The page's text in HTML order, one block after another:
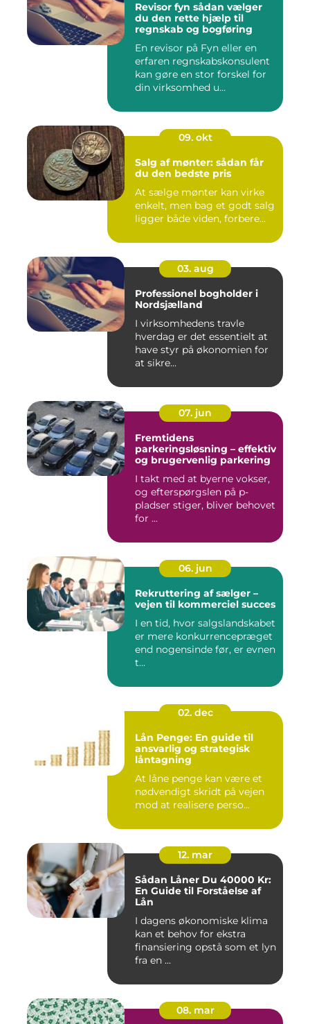
Revisor fyn sådan vælger
du den rette hjælp til
regnskab og bogføring
En revisor på Fyn eller en
erfaren regnskabskonsulent
kan gøre en stor forskel for
din virksomhed u...
09. okt
Salg af mønter: sådan får
du den bedste pris
At sælge mønter kan virke
enkelt, men bag et godt salg
ligger både viden, forbere...
03. aug
Professionel bogholder i
Nordsjælland
I virksomhedens travle
hverdag er det essentielt at
have styr på økonomien for
at sikre...
07. jun
Fremtidens
parkeringsløsning – effektiv
og brugervenlig parkering
I takt med at byerne vokser,
og efterspørgslen på p-
pladser stiger, bliver behovet
for ...
06. jun
Rekruttering af sælger –
vejen til kommerciel succes
I en tid, hvor salgslandskabet
er mere konkurrencepræget
end nogensinde før, er evnen
t...
02. dec
Lån Penge: En guide til
ansvarlig og strategisk
låntagning
At låne penge kan være et
nødvendigt skridt på vejen
mod at realisere perso...
12. mar
Sådan Låner Du 40000 Kr:
En Guide til Forståelse af
Lån
I dagens økonomiske klima
kan et behov for ekstra
finansiering opstå som et lyn
fra en ...
08. mar